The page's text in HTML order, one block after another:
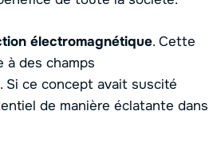
électromagnétique. Cette
à des champs
Si ce concept avait suscité
de manière éclatante dans